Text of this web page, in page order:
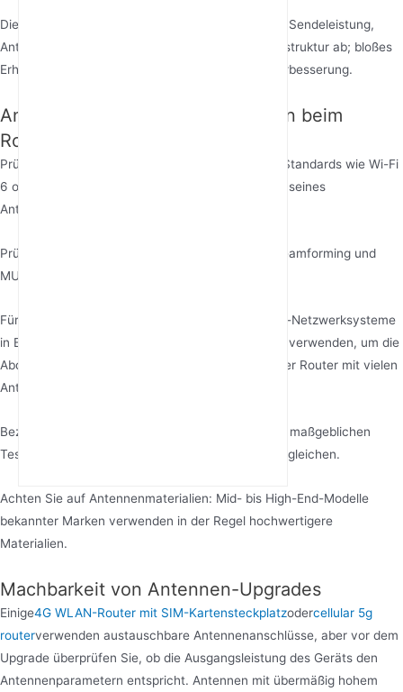
Die Wanddurchdringung hängt hauptsächlich von Sendeleistung,
Antennengewinn, Betriebsfrequenz und Gebäudestruktur ab; bloßes
Erhöhen der Antennenanzahl bietet begrenzte Verbesserung.
Antennenbezogene Überlegungen beim
Routerkauf
Prüfen Sie, ob der Router die neuesten Wireless-Standards wie Wi-Fi
6 oder sogar Wifi 7 unterstützt, die die Grundlage seines
Antennendesigns bestimmen.
Prüfen Sie, ob es intelligente Technologien wie Beamforming und
MU-MIMO unterstützt.
Für große oder komplexe Grundrisse sollten Mesh-Netzwerksysteme
in Betracht gezogen werden, die mehrere Knoten verwenden, um die
Abdeckung effektiver zu erweitern als ein einzelner Router mit vielen
Antennen.
Beziehen Sie sich auf tatsächliche Testdaten von maßgeblichen
Testberichten, anstatt bloß Spezifikationen zu vergleichen.
Achten Sie auf Antennenmaterialien: Mid- bis High-End-Modelle
bekannter Marken verwenden in der Regel hochwertigere
Materialien.
Machbarkeit von Antennen-Upgrades
Einige4G WLAN-Router mit SIM-Kartensteckplatzodercellular 5g
routerverwenden austauschbare Antennenanschlüsse, aber vor dem
Upgrade überprüfen Sie, ob die Ausgangsleistung des Geräts den
Antennenparametern entspricht. Antennen mit übermäßig hohem